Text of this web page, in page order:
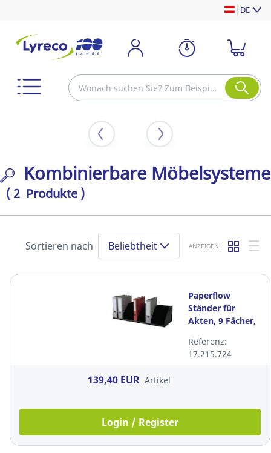
DE
Kombinierbare Möbelsysteme
( 2 Produkte )
Sortieren nach Beliebtheit ANZEIGEN:
Paperflow
Ständer für
Akten, 9 Fächer,
Referenz:
17.215.724
139,40 EUR Artikel
Login / Register